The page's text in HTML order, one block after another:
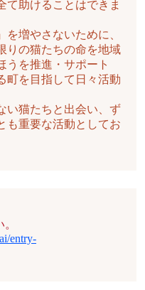
て助けることはできま
増やさないために、
りの猫たちの命を地域
うを推進・サポート
町を目指して日々活動
い猫たちと出会い、ず
も重要な活動としてお
entry-